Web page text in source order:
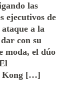
las
ejecutivos de
a la
con su
moda, el dúo
Kong […]